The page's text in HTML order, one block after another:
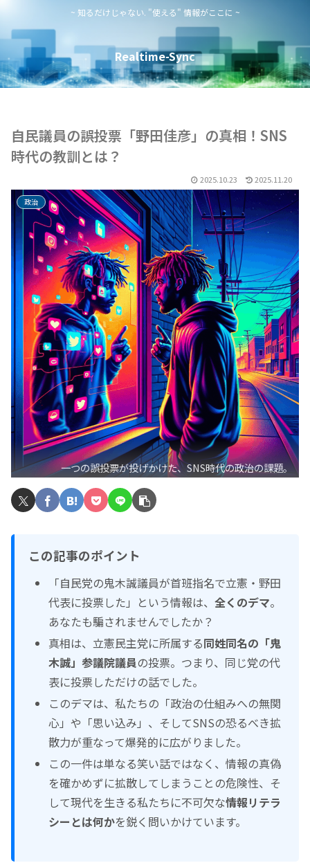
~ 知るだけじゃない. "使える" 情報がここに ~
Realtime-Sync
自民議員の誤投票「野田佳彦」の真相！SNS
時代の教訓とは？
2025.10.23 2025.11.20
政治
一つの誤投票が投げかけた、SNS時代の政治の課題。
この記事のポイント
「自民党の鬼木誠議員が首班指名で立憲・野田
代表に投票した」 という情報は、全くのデマ。
あなたも騙されませんでしたか？
真相は、立憲民主党に所属する同姓同名の 「鬼
木誠」参議院議員の投票。つまり、同じ党の代
表に投票しただけの話でした。
このデマは、私たちの 「政治の仕組みへの無関
心」や 「思い込み」 、そしてSNSの恐るべき拡
散力が重なって爆発的に広がりました。
この一件は単なる笑い話ではなく、情報の真偽
を確かめずに拡散してしまうことの危険性、そ
して現代を生きる私たちに不可欠な情報リテラ
シーとは何かを鋭く問いかけています。